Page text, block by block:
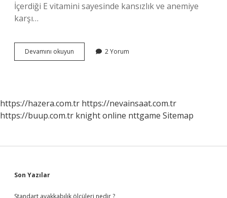
İçerdiği E vitamini sayesinde kansızlık ve anemiye
karşı…
Devamını okuyun
Pekmezi
2 Yorum
https://hazera.com.tr https://nevainsaat.com.tr
https://buup.com.tr knight online nttgame Sitemap
Sidebar
Son Yazılar
Standart ayakkabılık ölçüleri nedir ?